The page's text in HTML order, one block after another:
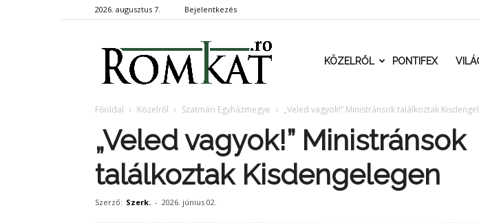
2026. augusztus 7. Bejelentkezés
RomKat.roKÖZELRŐL PONTIFEX
Főoldal Közelről Szatmári Egyházmegye „Veled vagyok!” Ministránsok találkoztak
„Veled vagyok!” Ministránsok
találkoztak Kisdengelegen
Szerző: Szerk. - 2026. június 02.